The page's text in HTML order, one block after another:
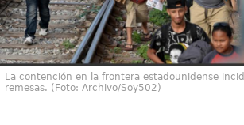
La contención en la frontera estadounidense
remesas. (Foto: Archivo/Soy502)